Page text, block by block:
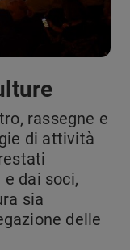
rassegne e
di attività
dai soci,
sia
delle